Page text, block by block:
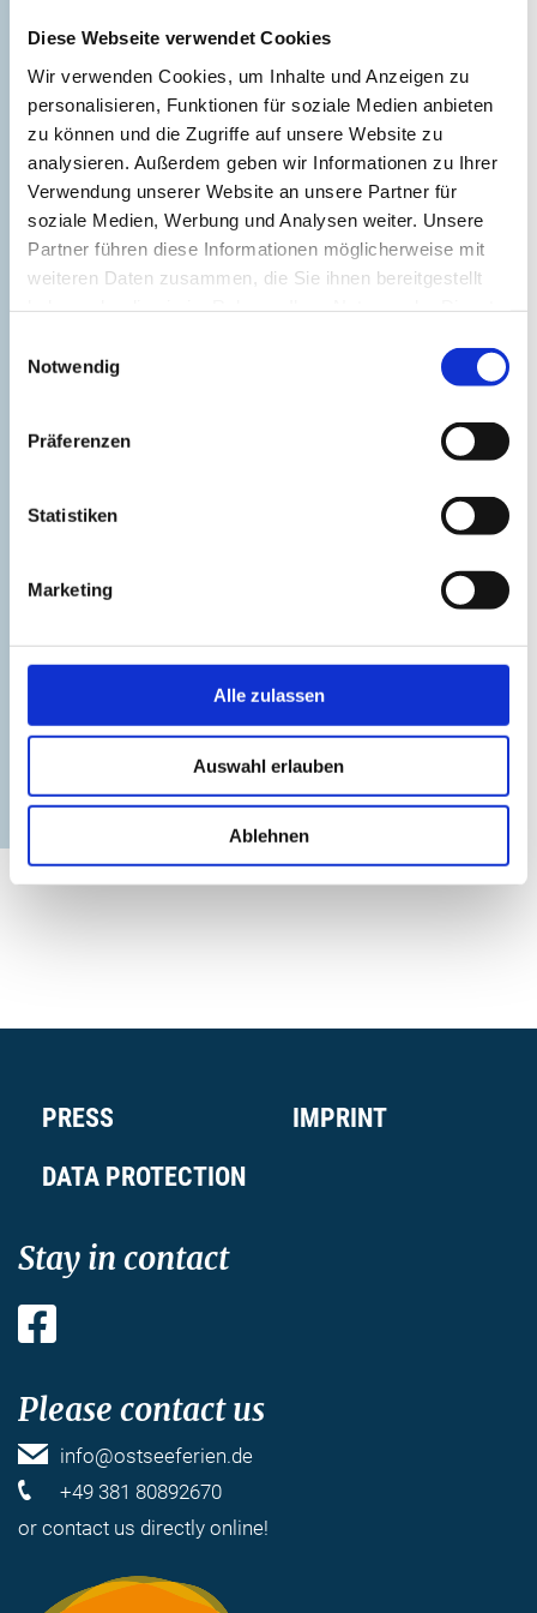
Diese Webseite verwendet Cookies
Wir verwenden Cookies, um Inhalte und Anzeigen zu
personalisieren, Funktionen für soziale Medien anbieten
zu können und die Zugriffe auf unsere Website zu
analysieren. Außerdem geben wir Informationen zu Ihrer
Verwendung unserer Website an unsere Partner für
soziale Medien, Werbung und Analysen weiter. Unsere
Partner führen diese Informationen möglicherweise mit
weiteren Daten zusammen, die Sie ihnen bereitgestellt
Notwendig
Präferenzen
Statistiken
Marketing
Alle zulassen
Auswahl erlauben
Ablehnen
Active in nature
Culture ©
PRESS
IMPRINT
DATA PROTECTION
Stay in contact
Please contact us
info@ostseeferien.de
+49 381 80892670
or contact us directly online!